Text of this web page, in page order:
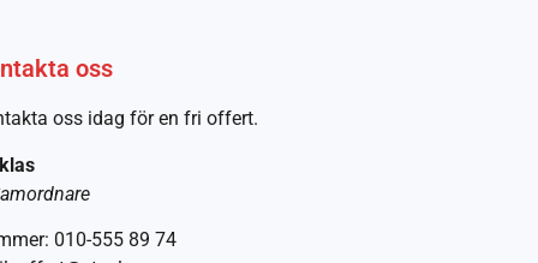
oss
oss idag för en fri offert.
010-555 89 74